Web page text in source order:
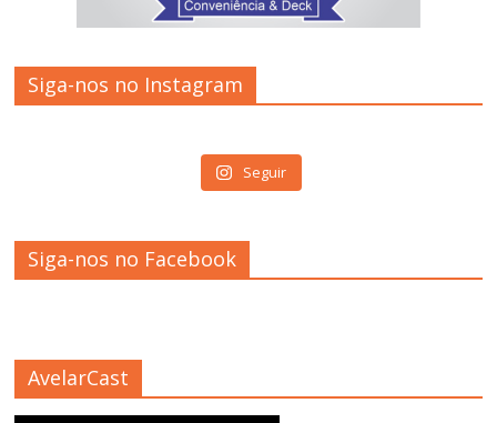
Siga-nos no Instagram
Seguir
Siga-nos no Facebook
AvelarCast